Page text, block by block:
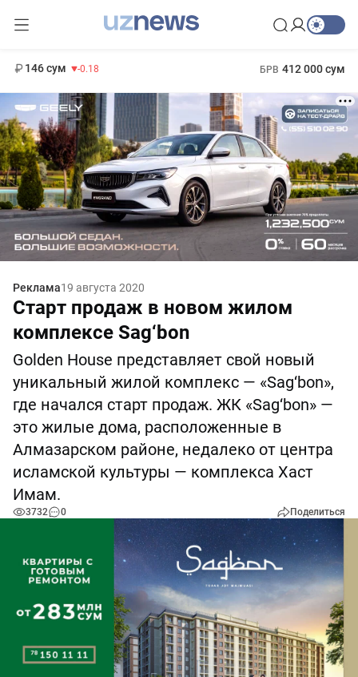
146 сум -0.18 БРВ 412 000 сум
Реклама19 августа 2020
Старт продаж в новом жилом
комплексе Sag‘bon
Golden House представляет свой новый
уникальный жилой комплекс — «Sag‘bon»,
где начался старт продаж. ЖК «Sag‘bon» —
это жилые дома, расположенные в
Алмазарском районе, недалеко от центра
исламской культуры — комплекса Хаст
Имам.
3732 0 Поделиться